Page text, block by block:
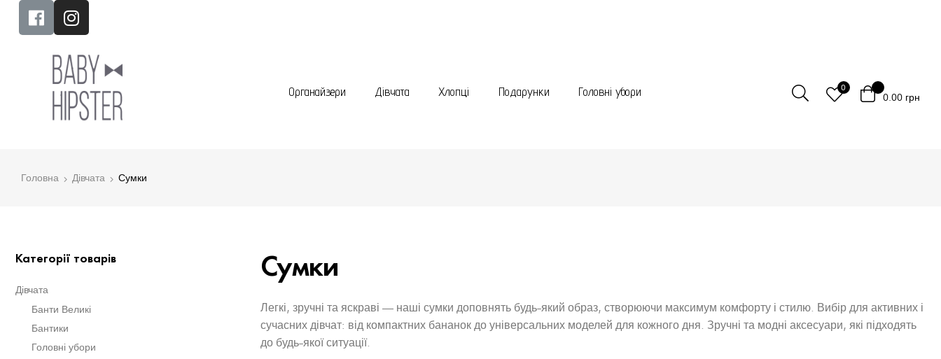
Органайзери Дівчата Хлопці Подарунки Головні убори 0
0.00 грн
Головна Дівчата Сумки
Сумки
Легкі, зручні та яскраві — наші сумки доповнять будь-який образ, створюючи максимум комфорту і стилю. Вибір для активних і
сучасних дівчат: від компактних бананок до універсальних моделей для кожного дня. Зручні та модні аксесуари, які підходять
до будь-якої ситуації.
Категорії товарів
Дівчата
Банти Великі
Бантики
Головні убори